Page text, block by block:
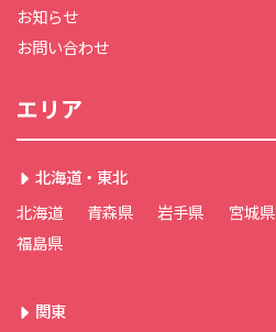
お知らせ
お問い合わせ
エリア
北海道・東北
北海道
青森県 岩手県 宮城県
福島県
関東